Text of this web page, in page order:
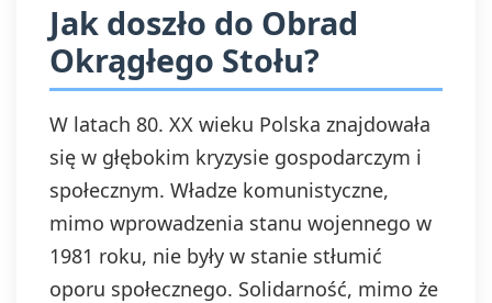
Jak doszło do Obrad
Okrągłego Stołu?
W latach 80. XX wieku Polska znajdowała
się w głębokim kryzysie gospodarczym i
społecznym. Władze komunistyczne,
mimo wprowadzenia stanu wojennego w
1981 roku, nie były w stanie stłumić
oporu społecznego. Solidarność, mimo że